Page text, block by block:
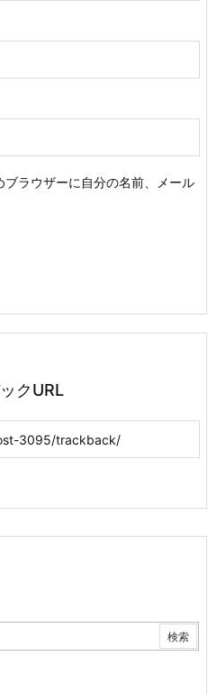
ラウザーに自分の名前、メール
クURL